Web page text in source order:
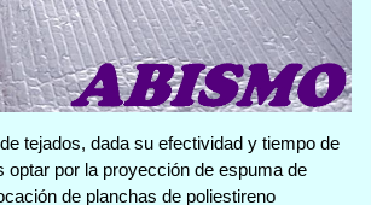
tejados, dada su efectividad y tiempo de
optar por la proyección de espuma de
de planchas de poliestireno